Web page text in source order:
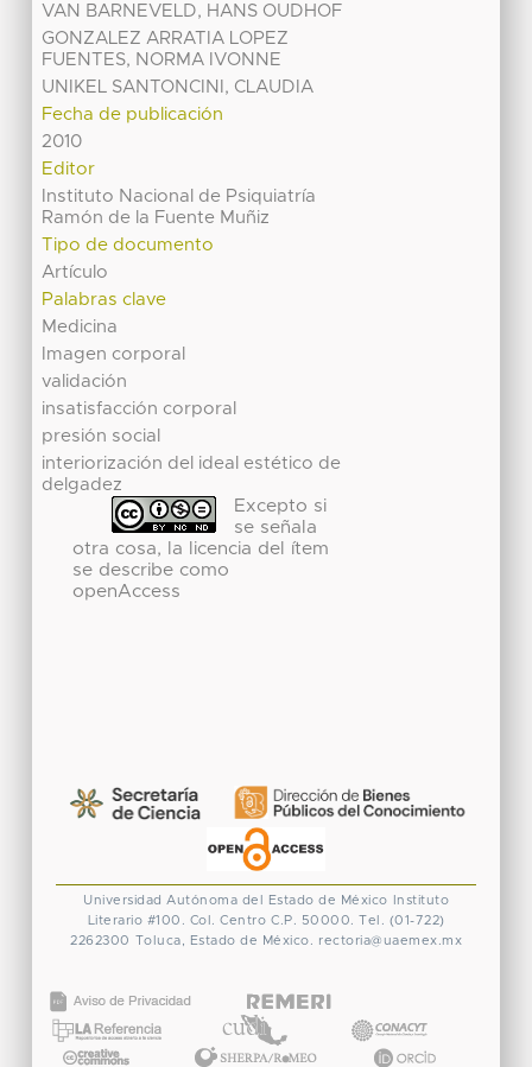
VAN BARNEVELD, HANS OUDHOF
GONZALEZ ARRATIA LOPEZ
FUENTES, NORMA IVONNE
UNIKEL SANTONCINI, CLAUDIA
Fecha de publicación
2010
Editor
Instituto Nacional de Psiquiatría
Ramón de la Fuente Muñiz
Tipo de documento
Artículo
Palabras clave
Medicina
Imagen corporal
validación
insatisfacción corporal
presión social
interiorización del ideal estético de
delgadez
Excepto si
se señala
otra cosa, la licencia del ítem
se describe como
openAccess
Universidad Autónoma del Estado de México
Instituto
Literario #100. Col. Centro C.P. 50000. Tel. (01-722)
2262300
Toluca, Estado de México. rectoria@uaemex.mx